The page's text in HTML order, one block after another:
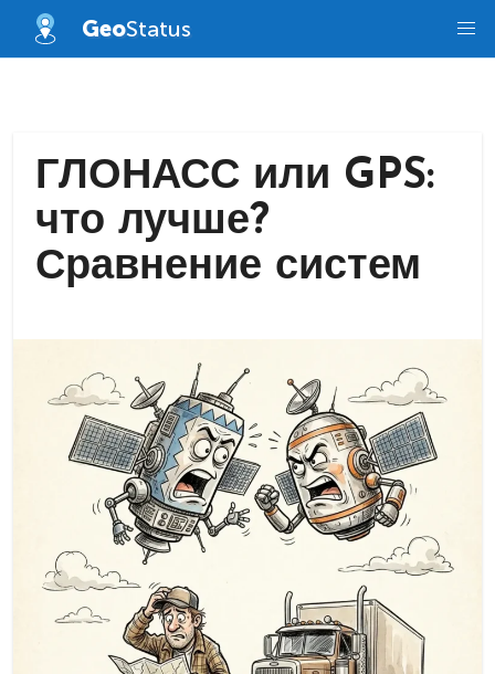
GeoStatus
ГЛОНАСС или GPS:
что лучше?
Сравнение систем